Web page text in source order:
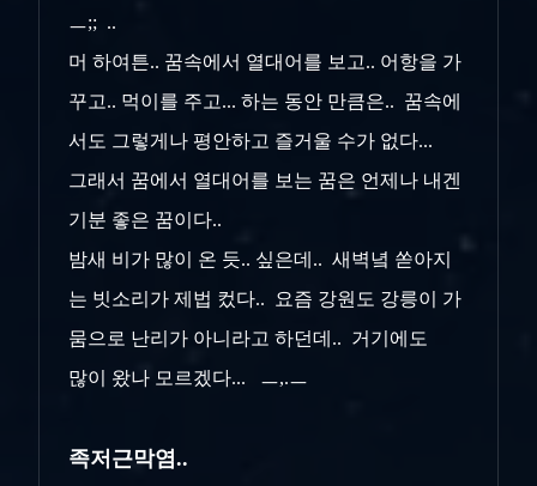
ㅡ;; ..
머 하여튼.. 꿈속에서 열대어를 보고.. 어항을 가
꾸고.. 먹이를 주고... 하는 동안 만큼은.. 꿈속에
서도 그렇게나 평안하고 즐거울 수가 없다...
그래서 꿈에서 열대어를 보는 꿈은 언제나 내겐
기분 좋은 꿈이다..
밤새 비가 많이 온 듯.. 싶은데.. 새벽녘 쏟아지
는 빗소리가 제법 컸다.. 요즘 강원도 강릉이 가
뭄으로 난리가 아니라고 하던데.. 거기에도
많이 왔나 모르겠다... ㅡ,.ㅡ
족저근막염..